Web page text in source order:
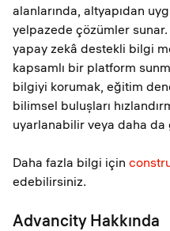
alanlarında, altyapıdan
yelpazede çözümler
yapay zekâ destekli bilgi
kapsamlı bir platform
bilgiyi korumak, eğitim
bilimsel buluşları
uyarlanabilir veya daha
Daha fazla bilgi için
edebilirsiniz.
Advancity Hakkında